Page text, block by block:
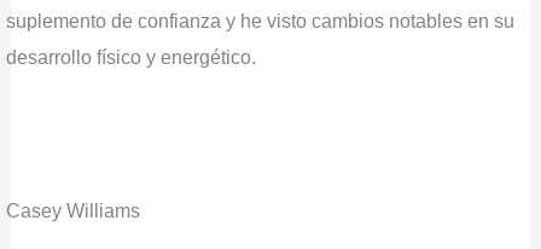
suplemento de confianza y he visto cambios notables en su
desarrollo físico y energético.
Casey Williams